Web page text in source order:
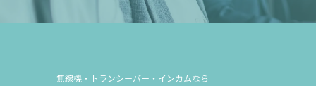
無線機・トランシーバー・インカムなら